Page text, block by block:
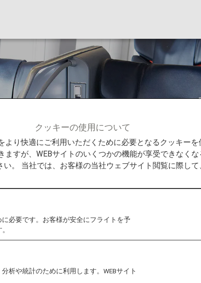
アメニティ（日
ィ（日本国内線）
内線の予約検索画面での表記を従来の「プレミ
ミークラス」へ変更いたしました。なお、当表
クッキーの使用について
より快適にご利用いただくために必要となるクッキー
すが、WEBサイトのいくつかの機能が享受できなく
い。 当社では、お客様の当社ウェブサイト閲覧に際し
必要です。お客様が安全にフライトを予
析や統計のために利用します。WEBサイト